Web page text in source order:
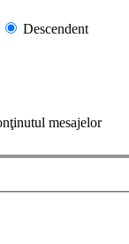
Descendent
mesajelor